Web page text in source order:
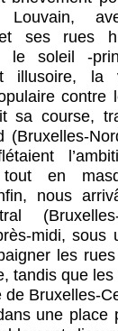
Louvain,
ses rues
le soleil -
illusoire, la
contre
sa course,
(Bruxelles-
tout en
nous
midi, sous
les
tandis que les
de Bruxelles-
une place